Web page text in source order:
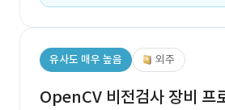
유사도 매우 높음 외주
OpenCV 비전검사 장비 프